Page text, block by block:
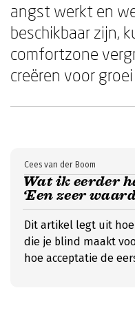
angst werkt en
beschikbaar zijn,
comfortzone
creëren voor
Wat ik eerder
‘Een zeer
Cees van der Boom
Dit artikel legt uit
die je blind maakt
hoe acceptatie de